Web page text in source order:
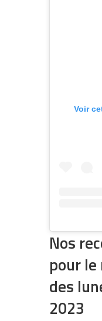
Voir
Nos
pour
des
2023